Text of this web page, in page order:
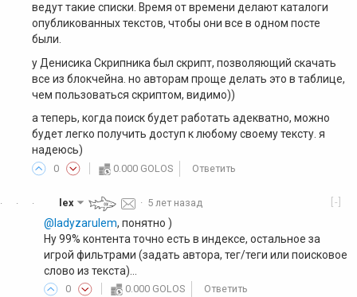
ведут такие списки. Время от времени делают каталоги
опубликованных текстов, чтобы они все в одном посте
были.
у Денисика Скрипника был скрипт, позволяющий скачать
все из блокчейна. но авторам проще делать это в таблице,
чем пользоваться скриптом, видимо))
а теперь, когда поиск будет работать адекватно, можно
будет легко получить доступ к любому своему тексту. я
надеюсь)
0 0.000 GOLOS Ответить
·
·
· [-]
lex · 5 лет назад
@ladyzarulem, понятно )
Ну 99% контента точно есть в индексе, остальное за
игрой фильтрами (задать автора, тег/теги или поисковое
слово из текста)...
0 0.000 GOLOS Ответить